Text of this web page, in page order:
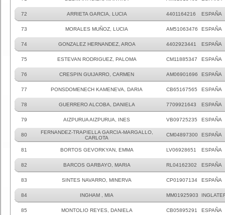
72 ARRIETA GARCIA, LUCIA 4401164216 ESPAÑA
73 MORALES MUÑOZ, LUCIA AM51063476 ESPAÑA
74 GONZALEZ HERNANDEZ, AROA 4402923441 ESPAÑA
75 ESTEVAN RODRIGUEZ, PALOMA CM11885347 ESPAÑA
76 CRESPIN GUIJARRO, CARMEN AM06901696 ESPAÑA
77 PONSDOMENECH KAMENEVA, DARIA CB65167565 ESPAÑA
78 GUERRERO ALCOBA, DANIELA 7709921643 ESPAÑA
79 AIZPURUA AIZPURUA, INES VB09725235 ESPAÑA
80
FERNANDEZ-TRAPIELLA GARCIA-MARGALLO,
CARLOTA
CM04897300 ESPAÑA
81 BORTOS GEVORKYAN, EMMA LV06928651 ESPAÑA
82 BARCOS GARBAYO, MARIA RL04162302 ESPAÑA
83 SINTES NAVARRO, MINERVA CP01907134 ESPAÑA
84 INGHAM , MIA MM01925903
85 MONTOLIO REYES, DANIELA CB05895291 ESPAÑA